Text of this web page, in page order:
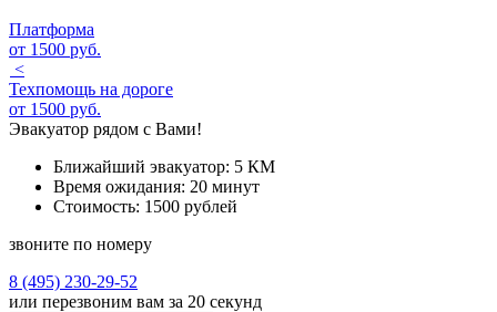
Платформа
от 1500 руб.
<
Техпомощь на дороге
от 1500 руб.
Эвакуатор рядом с Вами!
Ближайший эвакуатор: 5 КМ
Время ожидания: 20 минут
Стоимость: 1500 рублей
звоните по номеру
8 (495) 230-29-52
или перезвоним вам за 20 секунд